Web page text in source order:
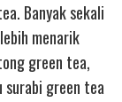
Banyak sekali
menarik
green tea,
green tea